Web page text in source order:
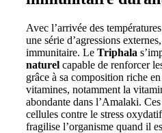
Avec l’arrivée des
une série d’agressions
immunitaire. Le Triphala
naturel capable de renforcer
grâce à sa composition riche en
vitamines, notamment la
abondante dans l’Amalaki.
cellules contre le stress
fragilise l’organisme quand il